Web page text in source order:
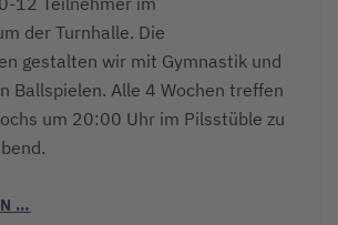
der Turnhalle. Die
gestalten wir mit Gymnastik und
Ballspielen. Alle 4 Wochen treffen
um 20:00 Uhr im Pilsstüble zu
…